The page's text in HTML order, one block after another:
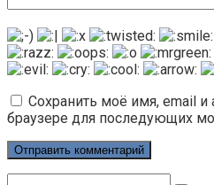
Сохранить моё имя, email и
браузере для последующих